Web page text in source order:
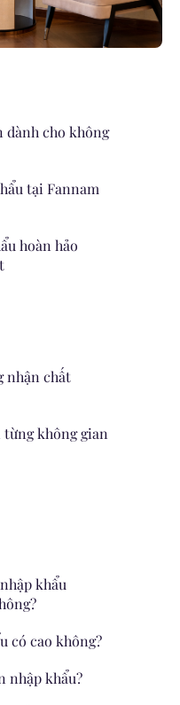
dành cho không
tại Fannam
hoàn hảo
nhận chất
từng không gian
khẩu
có cao không?
nhập khẩu?